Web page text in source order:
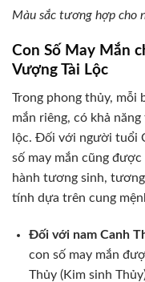
Màu sắc tương hợp cho
Con Số May Mắn
Vượng Tài Lộc
Trong phong thủy, mỗi
mắn riêng, có khả
lộc. Đối với người tuổi
số may mắn cũng
hành tương sinh,
tính dựa trên cung
Đối với nam Canh
con số may mắn
Thủy (Kim sinh